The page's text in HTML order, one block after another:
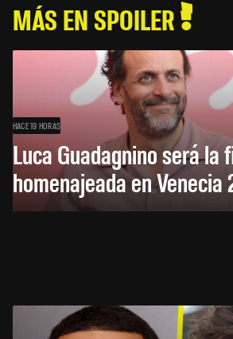
MÁS EN SPOILER
HACE 19 HORAS
Luca Guadagnino será la
homenajeada en